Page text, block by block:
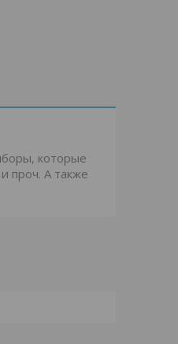
которые
проч. А также